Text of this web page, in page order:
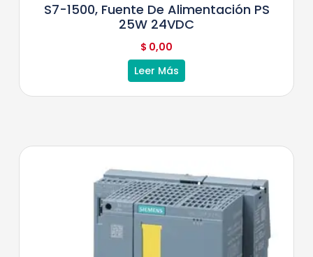
S7-1500, Fuente De Alimentación PS
25W 24VDC
$ 0,00
Leer Más